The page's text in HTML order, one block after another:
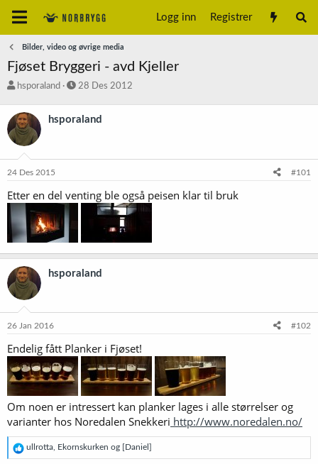
Logg inn Registrer
Bilder, video og øvrige media
Fjøset Bryggeri - avd Kjeller
T
å
d
s
a
r
e
r
hsporaland
S
r
a
28 Des 2012
hsporaland
24 Des 2015 #101
Etter en del venting ble også peisen klar til bruk
hsporaland
26 Jan 2016 #102
Endelig fått Planker i Fjøset!
Om noen er intressert kan planker lages i alle størrelser og
varianter hos Noredalen Snekkeri http://www.noredalen.no/
R
e
ullrotta Ekornskurken og [Daniel]